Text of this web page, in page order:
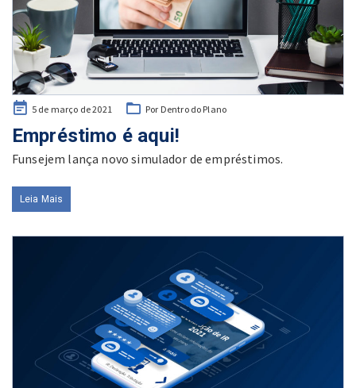
Posted
5 de março de 2021 Por Dentro do Plano
Empréstimo é aqui!
Funsejem lança novo simulador de empréstimos.
Leia Mais